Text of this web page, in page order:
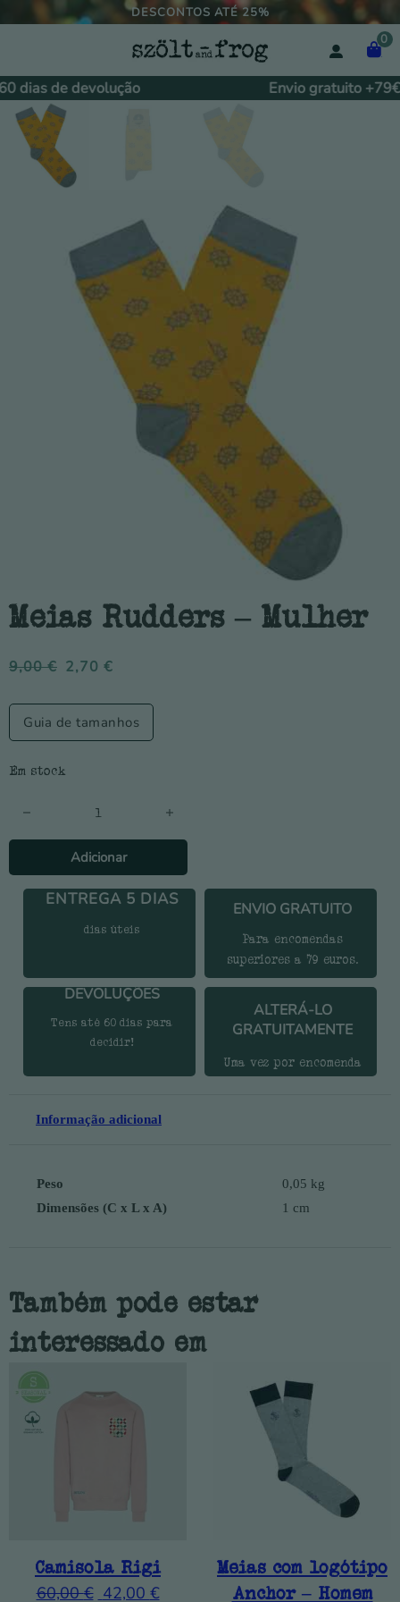
DESCONTOS ATÉ 25%
0
de devolução Envio gratuito +79€.
Meias Rudders – Mulher
9,00€ 2,70 €
Guia de tamanhos
Em stock
Quantidade de Meias Rudders - Mulher
Adicionar
ENTREGA 5 DIAS
dias úteis
ENVIO GRATUITO
Para encomendas
superiores a 79 euros.
DEVOLUÇÕES
Tens até 60 dias para
decidir!
ALTERÁ-LO
GRATUITAMENTE
Uma vez por encomenda
Informação adicional
Peso
0,05 kg
Dimensões (C x L x A)
1 cm
Também pode estar
interessado em
Camisola Rigi
60,00€ 42,00 €
Meias com logótipo
Anchor – Homem